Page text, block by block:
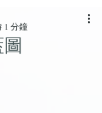
1 分鐘